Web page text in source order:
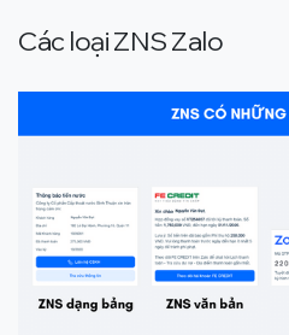
Các loại ZNS Zalo